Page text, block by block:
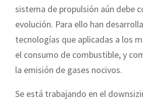
sistema de propulsión aún debe
evolución. Para ello han
tecnologías que aplicadas a los
el consumo de combustible, y
la emisión de gases nocivos.
Se está trabajando en el